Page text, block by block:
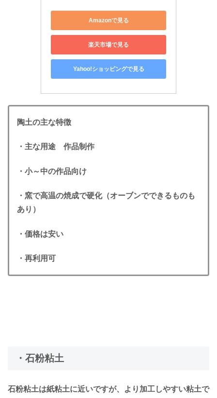
Amazonで見る
楽天市場で見る
Yahoo!ショッピングで見る
陶土の主な特徴
・主な用途 作品制作
・小～中の作品向け
・窯で高温の焼成で硬化（オーブンでできるものも
あり）
・価格は安い
・再利用可
・石粉粘土
石粉粘土は紙粘土に近いですが、より加工しやすい粘土で